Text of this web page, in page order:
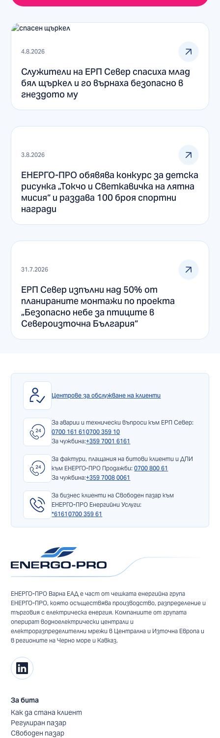
4.8.2026
Служители на ЕРП Север спасиха млад
бял щъркел и го върнаха безопасно в
гнездото му
3.8.2026
ЕНЕРГО-ПРО обявява конкурс за детска
рисунка „Токчо и Светкавичка на лятна
мисия“ и раздава 100 броя спортни
награди
31.7.2026
ЕРП Север изпълни над 50% от
планираните монтажи по проекта
„Безопасно небе за птиците в
Североизточна България“
Центрове за обслужване на клиенти
За аварии и технически въпроси към ЕРП Север:
0700 161 61 0700 359 10
За чужбина:+359 7001 6161
За фактури, плащания на битови клиенти и ДПИ
към ЕНЕРГО-ПРО Продажби:0700 800 61
За чужбина:+359 7008 0061
За бизнес клиенти на Свободен пазар към
ЕНЕРГО-ПРО Енергийни Услуги:
*6161 0700 359 61
ЕНЕРГО-ПРО Варна ЕАД е част от чешката енергийна група
ЕНЕРГО-ПРО, която осъществява производство, разпределение и
търговия с електрическа енергия. Компаниите от групата
оперират водноелектрически централи и
електроразпределителни мрежи в Централна и Източна Европа и
в регионите на Черно море и Кавказ.
За бита
Как да стана клиент
Регулиран пазар
Свободен пазар